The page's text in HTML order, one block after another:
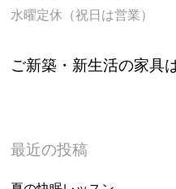
水曜定休（祝日は営業）
ご新築・新生活の家具
最近の投稿